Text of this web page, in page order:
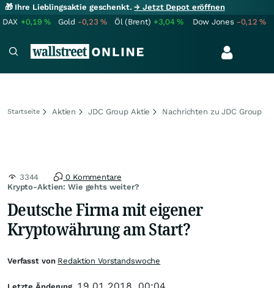
🎁 Ihre Lieblingsaktie geschenkt.→ Jetzt Depot eröffnen
DAX +0,19% Gold -0,23% Öl (Brent) +3,04% Dow Jones -0,12%
Startseite Aktien JDC Group Aktie Nachrichten zu JDC Group
Krypto-Aktien: Wie gehts weiter?
3344 0 Kommentare
Deutsche Firma mit eigener
Kryptowährung am Start?
Verfasst von Redaktion Vorstandswoche